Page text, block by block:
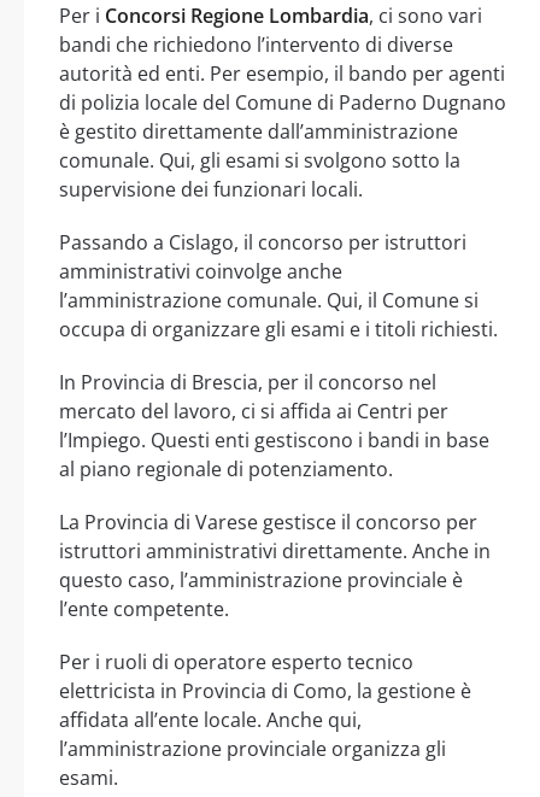
Per i Concorsi Regione Lombardia, ci sono vari
bandi che richiedono l’intervento di diverse
autorità ed enti. Per esempio, il bando per agenti
di polizia locale del Comune di Paderno Dugnano
è gestito direttamente dall’amministrazione
comunale. Qui, gli esami si svolgono sotto la
supervisione dei funzionari locali.
Passando a Cislago, il concorso per istruttori
amministrativi coinvolge anche
l’amministrazione comunale. Qui, il Comune si
occupa di organizzare gli esami e i titoli richiesti.
In Provincia di Brescia, per il concorso nel
mercato del lavoro, ci si affida ai Centri per
l’Impiego. Questi enti gestiscono i bandi in base
al piano regionale di potenziamento.
La Provincia di Varese gestisce il concorso per
istruttori amministrativi direttamente. Anche in
questo caso, l’amministrazione provinciale è
l’ente competente.
Per i ruoli di operatore esperto tecnico
elettricista in Provincia di Como, la gestione è
affidata all’ente locale. Anche qui,
l’amministrazione provinciale organizza gli
esami.